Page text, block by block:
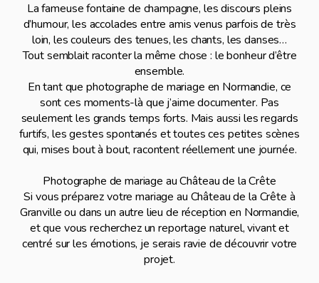
La fameuse fontaine de champagne, les discours pleins
d’humour, les accolades entre amis venus parfois de très
loin, les couleurs des tenues, les chants, les danses…
Tout semblait raconter la même chose : le bonheur d’être
ensemble.
En tant que photographe de mariage en Normandie, ce
sont ces moments-là que j’aime documenter. Pas
seulement les grands temps forts. Mais aussi les regards
furtifs, les gestes spontanés et toutes ces petites scènes
qui, mises bout à bout, racontent réellement une journée.
Photographe de mariage au Château de la Crête
Si vous préparez votre mariage au Château de la Crête à
Granville ou dans un autre lieu de réception en Normandie,
et que vous recherchez un reportage naturel, vivant et
centré sur les émotions, je serais ravie de découvrir votre
projet.